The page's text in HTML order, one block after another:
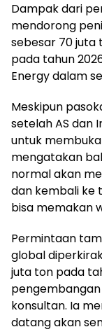
Dampak dari
mendorong
sebesar 70 juta
pada tahun
Energy dalam
Meskipun
setelah AS dan
untuk
mengatakan
normal akan
dan kembali ke
bisa memakan
Permintaan
global
juta ton pada
pengembangan
konsultan. Ia
datang akan